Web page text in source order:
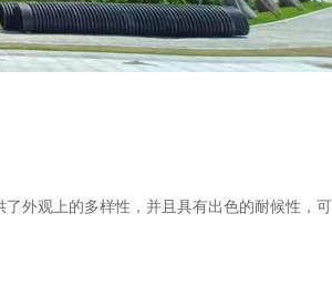
外观上的多样性，并且具有出色的耐候性，可